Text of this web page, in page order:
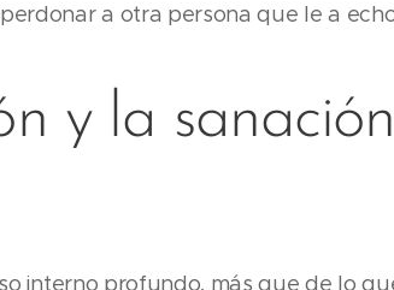
a otra persona que le a
y la sanación
interno profundo, más que de lo